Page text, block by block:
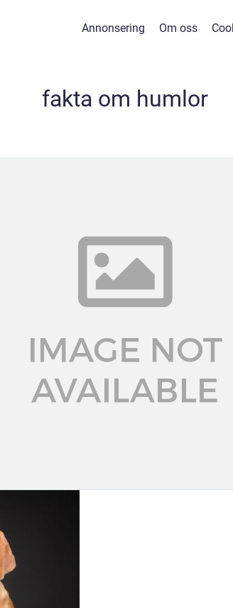
Annonsering Om oss
fakta om humlor